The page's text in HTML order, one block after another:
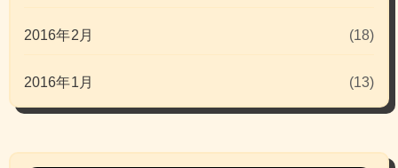
2016年2月 (18)
2016年1月 (13)